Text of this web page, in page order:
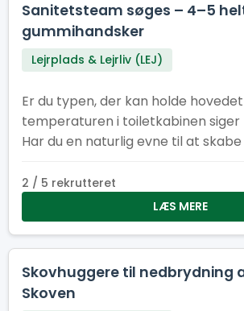
Sanitetsteam søges – 4–5
gummihandsker
Lejrplads & Lejrliv (LEJ)
Er du typen, der kan holde
temperaturen i toiletkabinen
Har du en naturlig evne til at
som en del af et team, der tager
alvorligt – men ikke sig selv? Så er
måske dine kommende kolleger), vi
sanitetsstyrke – et hold, der får
at fremstå som små oaser af ro
2 / 5 rekrutteret
LÆS MERE
Skovhuggere til nedbrydning
Skoven